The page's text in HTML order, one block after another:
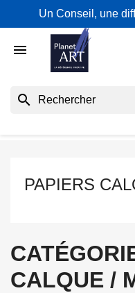
Un Conseil, une

search
PAPIERS
CALQUE /